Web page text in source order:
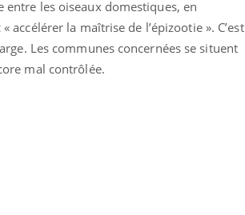
entre les oiseaux domestiques, en
la maîtrise de l’épizootie ». C’est
Les communes concernées se situent
mal contrôlée.